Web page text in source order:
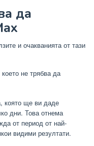
да
и очакванията от тази
не трябва да
която ще ви даде
дни. Това отнема
от период от най-
видими резултати.